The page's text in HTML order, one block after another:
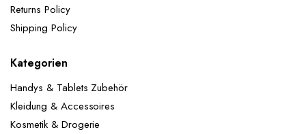
Returns Policy
Shipping Policy
Kategorien
Handys & Tablets Zubehör
Kleidung & Accessoires
Kosmetik & Drogerie